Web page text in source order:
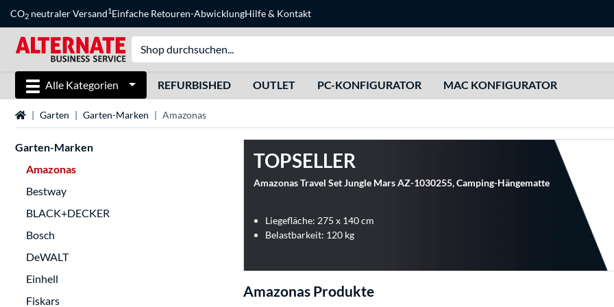
CO2 neutraler Versand1Einfache Retouren-AbwicklungHilfe& Kontakt
Alle Kategorien REFURBISHED OUTLET PC-KONFIGURATOR MAC KONFIGURATOR
StartseiteGarten Garten-Marken Amazonas
Garten-Marken
Amazonas
Bestway
BLACK+DECKER
Bosch
DeWALT
Einhell
Fiskars
TOPSELLER
Amazonas Travel Set Jungle Mars AZ-1030255, Camping-Hängematte
Liegefläche: 275 x 140 cm
Belastbarkeit: 120 kg
Amazonas Produkte